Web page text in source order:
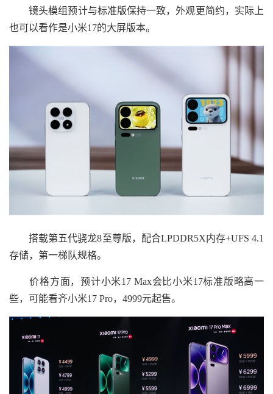
镜头模组预计与标准版保持一致，外观更简约，实际上
也可以看作是小米17的大屏版本。
搭载第五代骁龙8至尊版，配合LPDDR5X内存+UFS 4.1
存储，第一梯队规格。
价格方面，预计小米17 Max会比小米17标准版略高一
些，可能看齐小米17 Pro，4999元起售。